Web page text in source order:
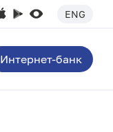
ENG
Интернет-банк